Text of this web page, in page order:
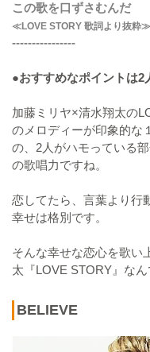
この歌を口ずさむんだ
≪LOVE STORY 歌詞より抜粋≫
----------------
●おすすめなポイントは2
加藤ミリヤ×清水翔太の
のメロディーが印象的な
の、2人がハモっている
の歌唱力ですね。
恋してたら、言葉より行
幸せは格別です。
そんな幸せな恋心を歌い
太『LOVE STORY』なん
BELIEVE